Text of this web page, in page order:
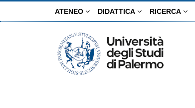
ATENEO DIDATTICA RICERCA